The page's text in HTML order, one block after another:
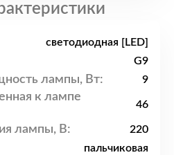
светодиодная [LED]
G9
лампы, Вт: 9
к лампе
46
лампы, В: 220
пальчиковая